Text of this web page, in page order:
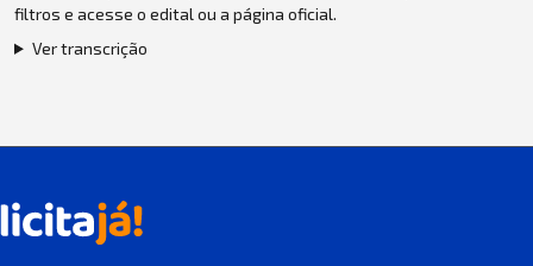
filtros e acesse o edital ou a página oficial.
Ver transcrição